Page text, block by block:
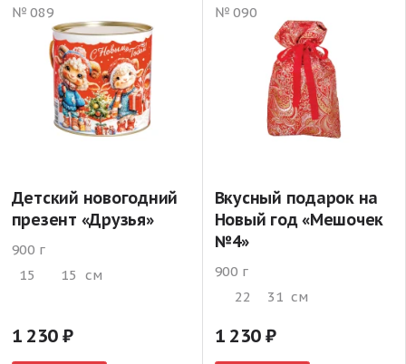
№ 089
Детский новогодний
презент «Друзья»
900 г
15
15 см
1 230
№ 090
Вкусный подарок на
Новый год «Мешочек
№4»
900 г
22
31 см
1 230